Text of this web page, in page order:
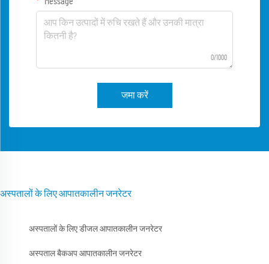
0/1000
जमा करें
अस्पतालों के लिए आपातकालीन जनरेटर
अस्पतालों के लिए डीजल आपातकालीन जनरेटर
अस्पताल बैकअप आपातकालीन जनरेटर